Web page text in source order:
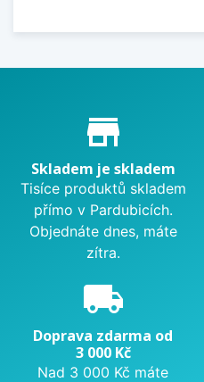
Proč nakupovat u nás?
store_mall_directory
Skladem je skladem
Tisíce produktů skladem
přímo v Pardubicích.
Objednáte dnes, máte
zítra.
local_shipping
Doprava zdarma od
3 000 Kč
Nad 3 000 Kč máte